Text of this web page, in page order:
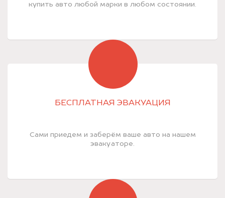
купить авто любой марки в любом состоянии.
БЕСПЛАТНАЯ ЭВАКУАЦИЯ
Сами приедем и заберём ваше авто на нашем
эвакуаторе.